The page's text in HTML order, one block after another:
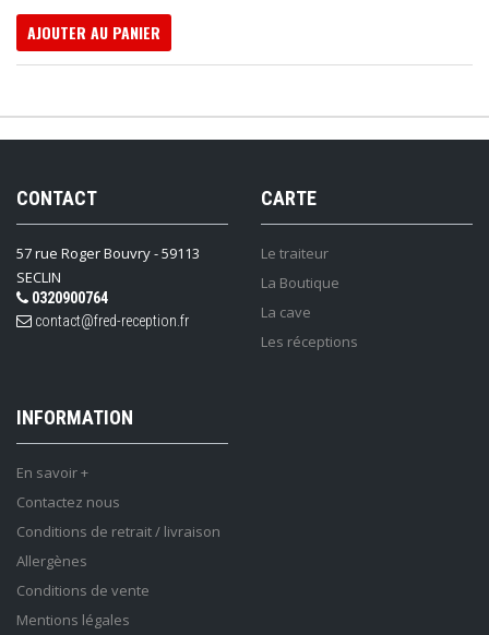
AJOUTER AU PANIER
CONTACT
57 rue Roger Bouvry - 59113
SECLIN
0320900764
contact@fred-reception.fr
CARTE
Le traiteur
La Boutique
La cave
Les réceptions
INFORMATION
En savoir +
Contactez nous
Conditions de retrait / livraison
Allergènes
Conditions de vente
Mentions légales